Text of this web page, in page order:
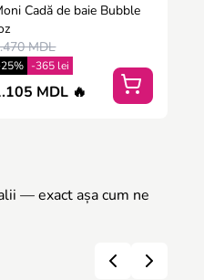
Cadă de baie Bubble
MDL
-365 lei
MDL 🔥
— exact așa cum ne